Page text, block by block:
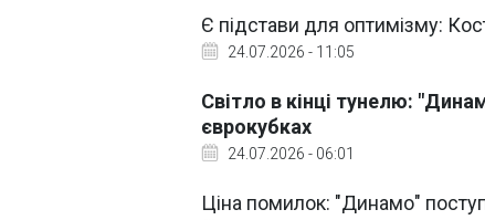
Є підстави для оптимізму:
24.07.2026 - 11:05
Світло в кінці тунелю:
єврокубках
24.07.2026 - 06:01
Ціна помилок: "Динамо"